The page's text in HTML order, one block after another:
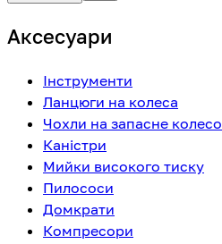
Аксесуари
Інструменти
Ланцюги на колеса
Чохли на запасне колесо
Каністри
Мийки високого тиску
Пилососи
Домкрати
Компресори